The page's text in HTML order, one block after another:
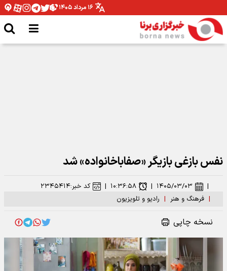
۱۶ مرداد ۱۴۰۵
نفس بازغی بازیگر «صفاباخانواده» شد
| فرهنگ و هنر | رادیو و تلویزیون
| ۱۴۰۵/۰۳/۰۳ | ۱۰:۳۶:۵۸ | کد خبر:۲۳۴۵۴۱۴
نسخه چاپی